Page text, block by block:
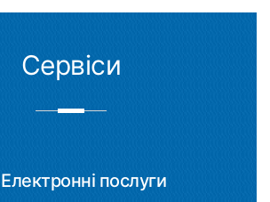
Сервіси
Електронні послуги